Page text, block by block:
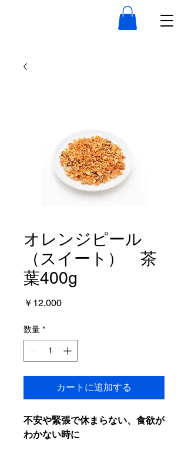
オレンジピール
（スイート） 茶
葉400g
￥12,000価
数量 *
カートに追加する
不安や緊張で休まらない、食欲が
わかない時に